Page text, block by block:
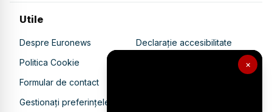
×
Utile
Despre Euronews
Declarație accesibilitate
Politica Cookie
Politica de confidențialitate
Formular de contact
Gestionați preferințele